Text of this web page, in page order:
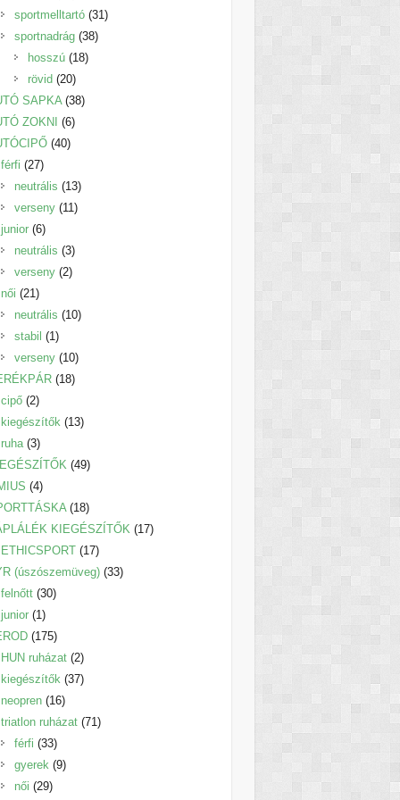
termék
sportmelltartó 3131
sportnadrág 3838
hosszú 1818
rövid 2020
termék
SAPKA 3838
ZOKNI 66
4040
férfi 2727
termék
neutrális 1313
termék
verseny 1111
junior 66
termék
neutrális 33
termék
verseny 22
női 2121
termék
neutrális 1010
stabil 11
termék
verseny 1010
termék
1818
cipő 22
termék
kiegészítők 1313
ruha 33
termék 4949
44
termék1818
termék
KIEGÉSZÍTŐK 1717
ETHICSPORT 1717
termék
(úszószemüveg) 3333
felnőtt 3030
junior 11
termék
175175
termék
HUN ruházat 22
termék
kiegészítők 3737
neopren 1616
termék
triatlon ruházat 7171
férfi 3333
termék
gyerek 99
női 2929